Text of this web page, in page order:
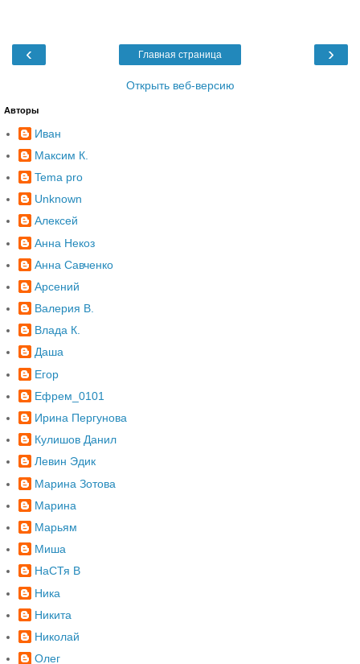
‹ ›
Главная страница
Открыть веб-версию
Авторы
Иван
Максим К.
Tema pro
Unknown
Алексей
Анна Некоз
Анна Савченко
Арсений
Валерия В.
Влада К.
Даша
Егор
Ефрем_0101
Ирина Пергунова
Кулишов Данил
Левин Эдик
Марина Зотова
Марина
Марьям
Миша
НаСТя В
Ника
Никита
Николай
Олег